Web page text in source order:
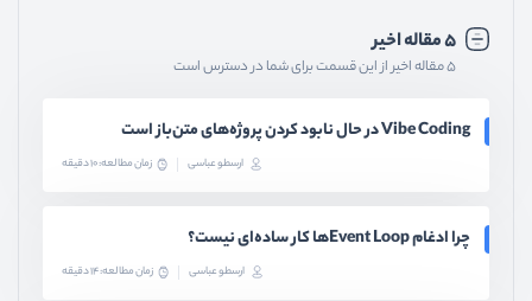
۵ مقاله اخیر
۵ مقاله اخیر از این قسمت برای شما در دسترس است
Vibe Coding در حال نابود کردن پروژه‌های متن‌باز است
ارسطو عباسی زمان مطالعه: 10 دقیقه
چرا ادغام Event Loopها کار ساده‌ای نیست؟
ارسطو عباسی زمان مطالعه: 14 دقیقه